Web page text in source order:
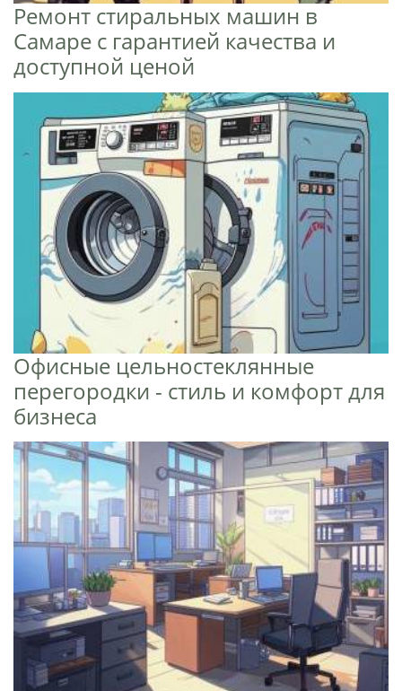
Ремонт стиральных машин в
Самаре с гарантией качества и
доступной ценой
Офисные цельностеклянные
перегородки - стиль и комфорт для
бизнеса